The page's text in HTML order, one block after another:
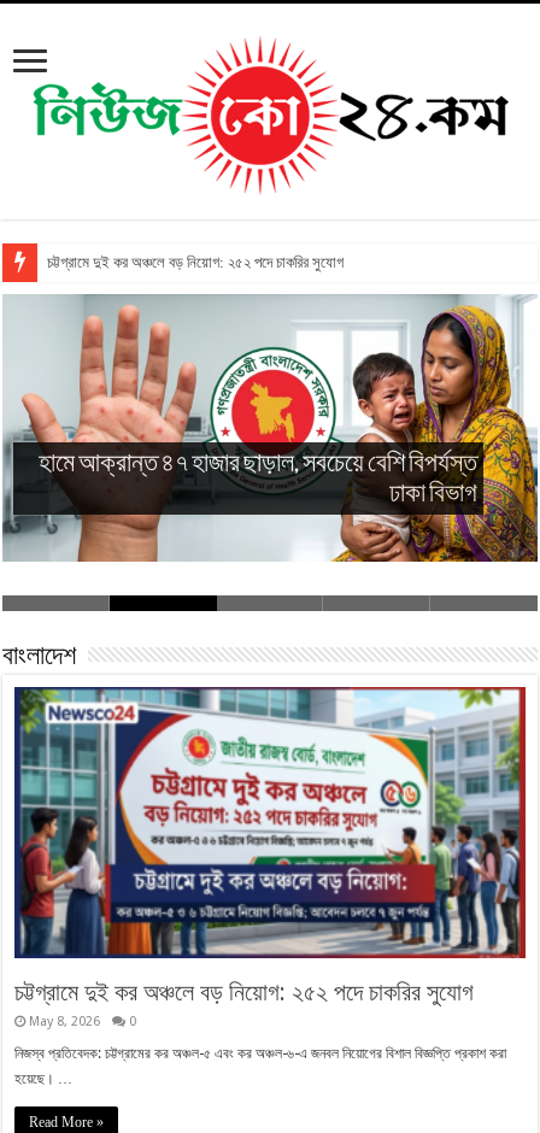
চট্টগ্রামে দুই কর অঞ্চলে বড় নিয়োগ: ২৫২ পদে চাকরির সুযোগ
হামে আক্রান্ত ৪৭ হাজার ছাড়াল, সবচেয়ে বেশি বিপর্যস্ত
ঢাকা বিভাগ
বাংলাদেশ
চট্টগ্রামে দুই কর অঞ্চলে বড় নিয়োগ: ২৫২ পদে চাকরির সুযোগ
May 8, 2026 0
নিজস্ব প্রতিবেদক: চট্টগ্রামের কর অঞ্চল-৫ এবং কর অঞ্চল-৬-এ জনবল নিয়োগের বিশাল বিজ্ঞপ্তি প্রকাশ করা
হয়েছে। …
Read More »